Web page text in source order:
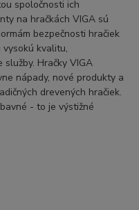
spoločnosti ich
na hračkách VIGA sú
bezpečnosti hračiek
vysokú kvalitu,
Hračky VIGA
nápady, nové produkty a
drevených hračiek.
- to je výstižné